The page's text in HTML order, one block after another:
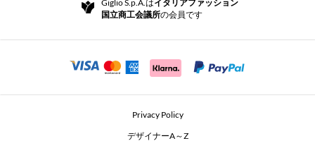
Beauty Seekers VIP Club
For a safe shopping experience
Security Communication
Giglio S.p.A.はイタリアファッション
国立商工会議所の会員です
Privacy Policy
デザイナーA～Z